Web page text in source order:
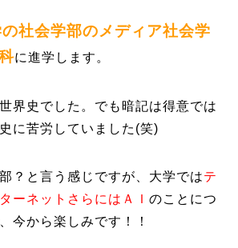
社会学部のメディア社会学
に進学します。
界史でした。でも暗記は得意では
に苦労していました(笑)
？と言う感じですが、大学ではテ
ーネットさらにはＡＩ のことにつ
今から楽しみです！！